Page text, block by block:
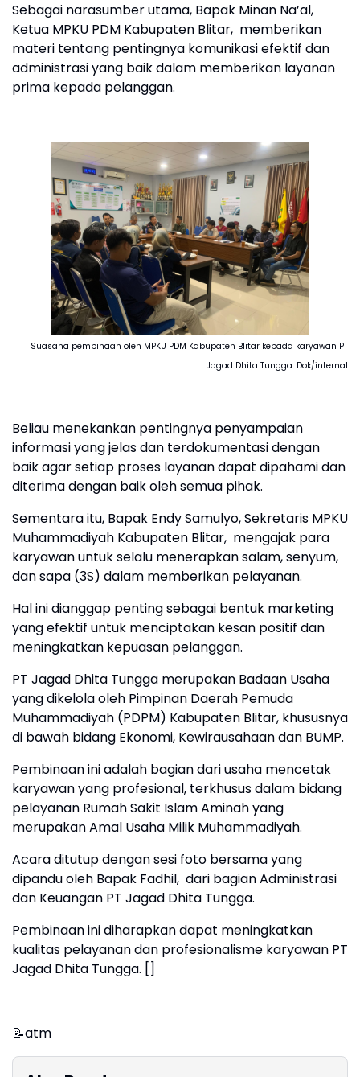
Sebagai narasumber utama, Bapak Minan Na’al,
Ketua MPKU PDM Kabupaten Blitar, memberikan
materi tentang pentingnya komunikasi efektif dan
administrasi yang baik dalam memberikan layanan
prima kepada pelanggan.
Suasana pembinaan oleh MPKU PDM Kabupaten Blitar kepada karyawan PT
Jagad Dhita Tungga. Dok/internal
Beliau menekankan pentingnya penyampaian
informasi yang jelas dan terdokumentasi dengan
baik agar setiap proses layanan dapat dipahami dan
diterima dengan baik oleh semua pihak.
Sementara itu, Bapak Endy Samulyo, Sekretaris MPKU
Muhammadiyah Kabupaten Blitar, mengajak para
karyawan untuk selalu menerapkan salam, senyum,
dan sapa (3S) dalam memberikan pelayanan.
Hal ini dianggap penting sebagai bentuk marketing
yang efektif untuk menciptakan kesan positif dan
meningkatkan kepuasan pelanggan.
PT Jagad Dhita Tungga merupakan Badaan Usaha
yang dikelola oleh Pimpinan Daerah Pemuda
Muhammadiyah (PDPM) Kabupaten Blitar, khususnya
di bawah bidang Ekonomi, Kewirausahaan dan BUMP.
Pembinaan ini adalah bagian dari usaha mencetak
karyawan yang profesional, terkhusus dalam bidang
pelayanan Rumah Sakit Islam Aminah yang
merupakan Amal Usaha Milik Muhammadiyah.
Acara ditutup dengan sesi foto bersama yang
dipandu oleh Bapak Fadhil, dari bagian Administrasi
dan Keuangan PT Jagad Dhita Tungga.
Pembinaan ini diharapkan dapat meningkatkan
kualitas pelayanan dan profesionalisme karyawan PT
Jagad Dhita Tungga. []
📝atm